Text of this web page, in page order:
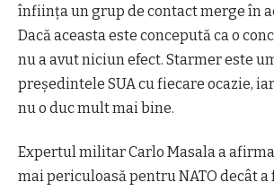
înființa un grup de contact merge în
Dacă aceasta este concepută ca o
nu a avut niciun efect. Starmer este
președintele SUA cu fiecare ocazie, iar
nu o duc mult mai bine.
Expertul militar Carlo Masalaa
mai periculoasă pentru NATO decât a